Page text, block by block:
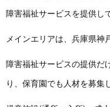
障害福祉サービスを提供し
メインエリアは、兵庫県神
障害福祉サービスの提供だ
り、保育園でも人材を募集